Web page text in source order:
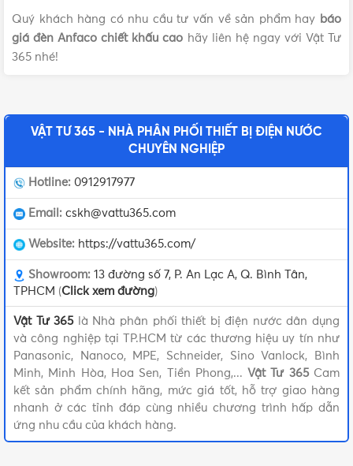
Giấy chứng nhận chất lượng và bằng sáng chế của Thương hiệu
Các sản phẩm đèn LED Anfaco đã được chứng nhận đạt
tiêu chuẩn chất lượng cả trong nước và quốc tế. Chính vì
thế, sản phẩm của hãng được phân phối tại nhiều quốc gia
trên thế giới.
Cấu tạo của đèn LED Anfaco
Thương hiệu Anfaco đã cho ra mắt thị trường rất nhiều loại
sản phẩm. Nhưng nhìn chung, các sản phẩmđèn LED
Anfaco đều có cấu tạo gồm các thành phần chính:
Chip LED: sử dụng công nghệ hiện đại mang lại ánh sáng
Quý khách hàng có nhu cầu tư vấn về sản phẩm hay báo
giá đèn Anfaco chiết khấu cao hãy liên hệ ngay với Vật Tư
365 nhé!
VẬT TƯ 365 - NHÀ PHÂN PHỐI THIẾT BỊ ĐIỆN NƯỚC
CHUYÊN NGHIỆP
Hotline: 0912917977
Email: cskh@vattu365.com
Website: https://vattu365.com/
Showroom: 13 đường số 7, P. An Lạc A, Q. Bình Tân,
TPHCM (Click xem đường)
Vật Tư 365là Nhà phân phối thiết bị điện nước dân dụng
và công nghiệp tại TP.HCM từ các thương hiệu uy tín như
Panasonic, Nanoco, MPE, Schneider, Sino Vanlock, Bình
Minh, Minh Hòa, Hoa Sen, Tiền Phong,... Vật Tư 365Cam
kết sản phẩm chính hãng, mức giá tốt, hỗ trợ giao hàng
nhanh ở các tỉnh đáp cùng nhiều chương trình hấp dẫn
ứng nhu cầu của khách hàng.